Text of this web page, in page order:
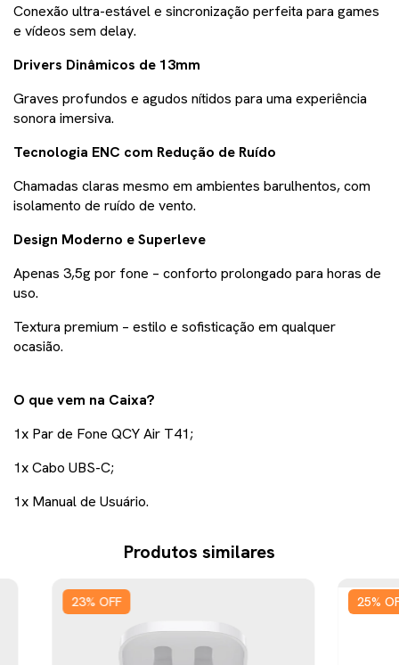
Conexão ultra-estável e sincronização perfeita para games
e vídeos sem delay.
Drivers Dinâmicos de 13mm
Graves profundos e agudos nítidos para uma experiência
sonora imersiva.
Tecnologia ENC com Redução de Ruído
Chamadas claras mesmo em ambientes barulhentos, com
isolamento de ruído de vento.
Design Moderno e Superleve
Apenas 3,5g por fone – conforto prolongado para horas de
uso.
Textura premium – estilo e sofisticação em qualquer
ocasião.
O que vem na Caixa?
1x Par de Fone QCY Air T41;
1x Cabo UBS-C;
1x Manual de Usuário.
Produtos similares
23% OFF 25%